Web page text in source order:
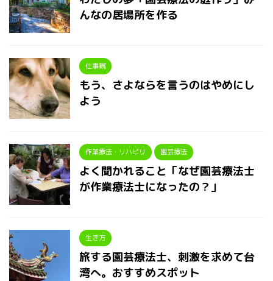
んなの居場所を作る
仕事観
もう、さよならを言うのはやめにし
よう
作業療法・リハビリ 園芸療法
よく聞かれること「なぜ園芸療法士
が作業療法士になったの？」
生き方
旅する園芸療法士、刺激を求めて台
湾へ。おすすめスポット